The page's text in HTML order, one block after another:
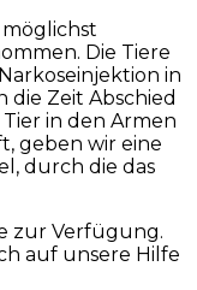
möglichst
Die Tiere
in
die Zeit Abschied
in den Armen
geben wir eine
durch die das
zur Verfügung.
auf unsere Hilfe